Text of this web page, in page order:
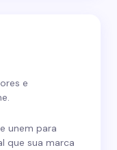
e
unem para
que sua marca